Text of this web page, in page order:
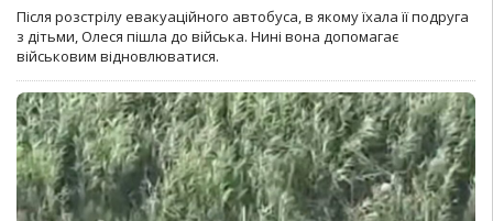
Після розстрілу евакуаційного автобуса, в якому їхала її подруга
з дітьми, Олеся пішла до війська. Нині вона допомагає
військовим відновлюватися.